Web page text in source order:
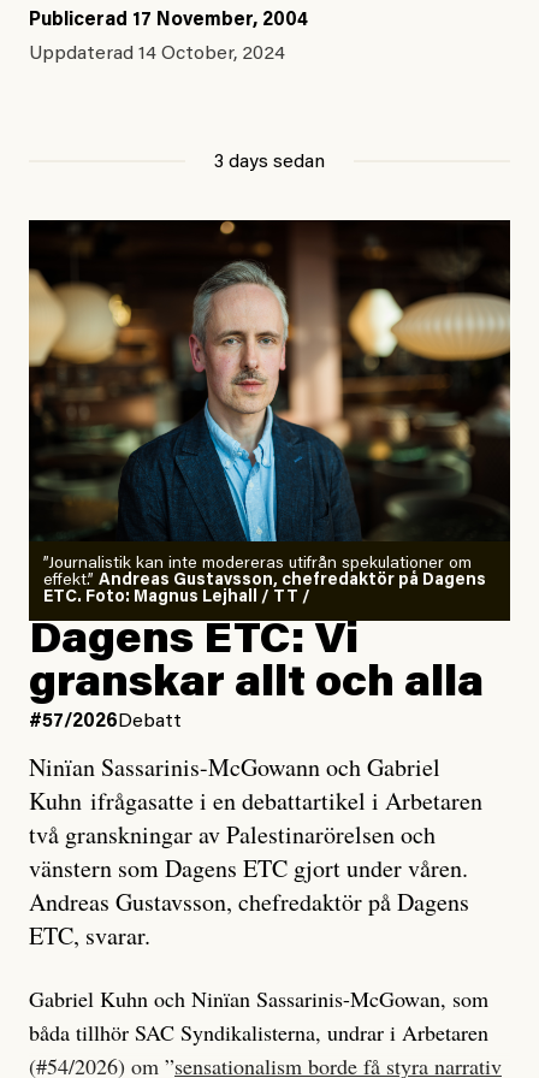
Publicerad 17 November, 2004
Uppdaterad 14 October, 2024
3 days sedan
”Journalistik kan inte modereras utifrån spekulationer om
effekt.” Andreas Gustavsson, chefredaktör på Dagens
ETC. Foto: Magnus Lejhall / TT /
Dagens ETC: Vi
granskar allt och alla
#57/2026 Debatt
Ninïan Sassarinis-McGowann och Gabriel
Kuhn ifrågasatte i en debattartikel i Arbetaren
två granskningar av Palestinarörelsen och
vänstern som Dagens ETC gjort under våren.
Andreas Gustavsson, chefredaktör på Dagens
ETC, svarar.
Gabriel Kuhn och Ninïan Sassarinis-McGowan, som
båda tillhör SAC Syndikalisterna, undrar i Arbetaren
(#54/2026) om ”sensationalism borde få styra narrativ